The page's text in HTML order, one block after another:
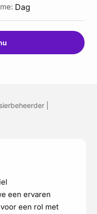
Dag
|
een ervaren
een rol met